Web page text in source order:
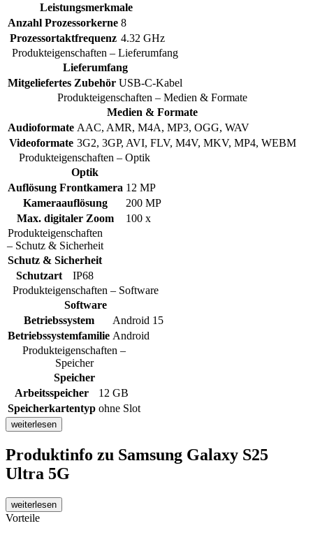
Leistungsmerkmale
Anzahl Prozessorkerne 8
Prozessortaktfrequenz 4.32 GHz
Produkteigenschaften – Lieferumfang
Lieferumfang
Mitgeliefertes Zubehör USB-C-Kabel
Produkteigenschaften – Medien & Formate
Medien & Formate
Audioformate AAC, AMR, M4A, MP3, OGG, WAV
Videoformate 3G2, 3GP, AVI, FLV, M4V, MKV, MP4, WEBM
Produkteigenschaften – Optik
Optik
Auflösung Frontkamera 12 MP
Kameraauflösung
200 MP
Max. digitaler Zoom
100 x
Produkteigenschaften
– Schutz & Sicherheit
Schutz & Sicherheit
Schutzart
IP68
Produkteigenschaften – Software
Software
Betriebssystem
Android 15
Betriebssystemfamilie Android
Produkteigenschaften –
Speicher
Speicher
Arbeitsspeicher
12 GB
Speicherkartentyp ohne Slot
weiterlesen
Produktinfo zu Samsung Galaxy S25
Ultra 5G
weiterlesen
Vorteile